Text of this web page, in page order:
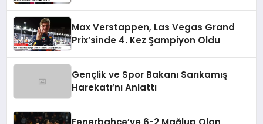
Max Verstappen, Las Vegas Grand
Prix’sinde 4. Kez Şampiyon Oldu
Gençlik ve Spor Bakanı Sarıkamış
Harekatı’nı Anlattı